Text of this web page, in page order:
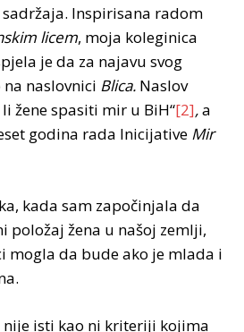
Inspirisana radom
licem, moja koleginica
je da za najavu svog
naslovnici Blica. Naslov
žene spasiti mir u BiH“[2],a
godina rada Inicijative Mir
kada sam započinjala da
položaj žena u našoj zemlji,
mogla da bude ako je mlada i
nije isti kao ni kriteriji kojima